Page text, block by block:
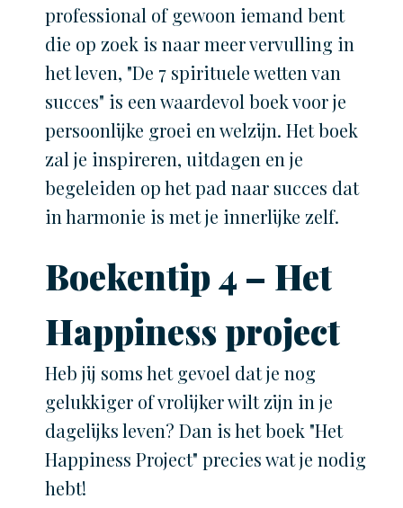
professional of gewoon iemand bent
die op zoek is naar meer vervulling in
het leven, "De 7 spirituele wetten van
succes" is een waardevol boek voor je
persoonlijke groei en welzijn. Het boek
zal je inspireren, uitdagen en je
begeleiden op het pad naar succes dat
in harmonie is met je innerlijke zelf.
Boekentip 4 – Het
Happiness project
Heb jij soms het gevoel dat je nog
gelukkiger of vrolijker wilt zijn in je
dagelijks leven? Dan is het boek "Het
Happiness Project" precies wat je nodig
hebt!